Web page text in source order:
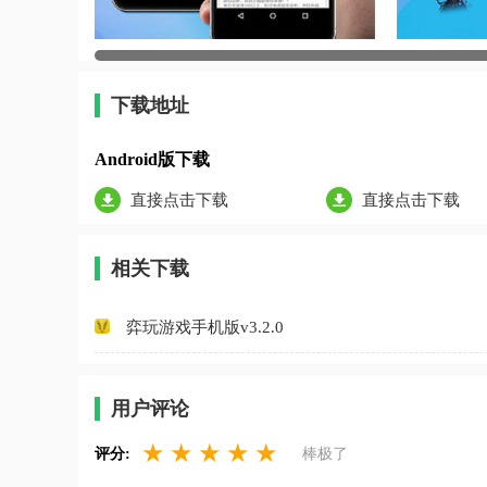
下载地址
Android版下载
直接点击下载 直接点击下载
相关下载
弈玩游戏手机版v3.2.0
用户评论
评分: ★ ★ ★ ★ ★ 棒极了